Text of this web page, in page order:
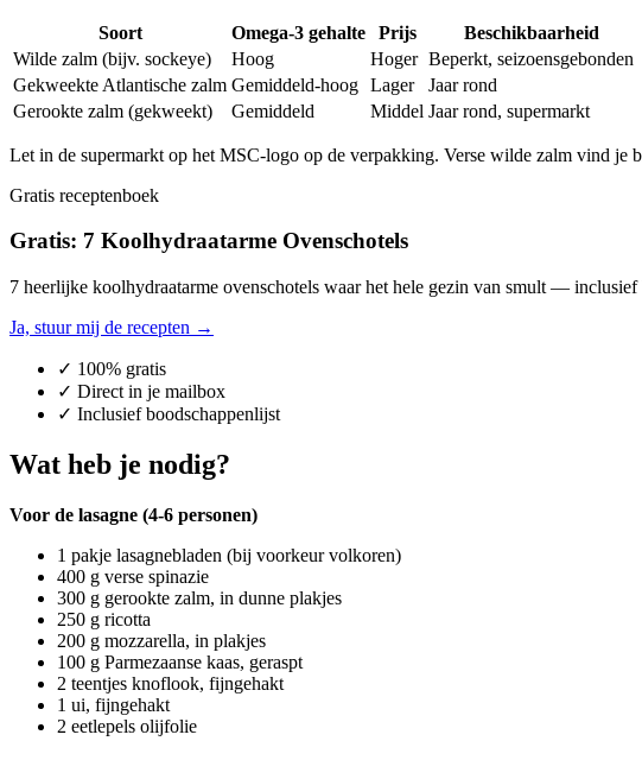
Soort Omega-3 gehalte Prijs
Beschikbaarheid
Wilde zalm (bijv. sockeye)
Hoog Hoger Beperkt, seizoensgebonden
Gekweekte Atlantische zalm Gemiddeld-hoog Lager
Jaar rond
Gerookte zalm (gekweekt)
Gemiddeld Middel Jaar rond, supermarkt
Let in de supermarkt op het MSC-logo op de verpakking. Verse wilde zalm vind je
Gratis receptenboek
Gratis: 7 Koolhydraatarme Ovenschotels
7 heerlijke koolhydraatarme ovenschotels waar het hele gezin van smult —
Ja, stuur mij de recepten →
✓ 100% gratis
✓ Direct in je mailbox
✓ Inclusief boodschappenlijst
Wat heb je nodig?
Voor de lasagne (4-6 personen)
1 pakje lasagnebladen (bij voorkeur volkoren)
400 g verse spinazie
300 g gerookte zalm, in dunne plakjes
250 g ricotta
200 g mozzarella, in plakjes
100 g Parmezaanse kaas, geraspt
2 teentjes knoflook, fijngehakt
1 ui, fijngehakt
2 eetlepels olijfolie